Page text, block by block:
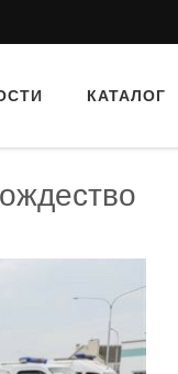
КАТАЛОГ
«Пиросмани»